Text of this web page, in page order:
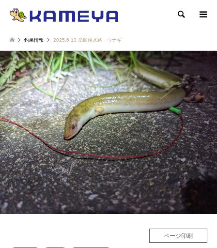
検索
釣果情報 2025.6.13 糸島用水路 ウナギ
ページ印刷